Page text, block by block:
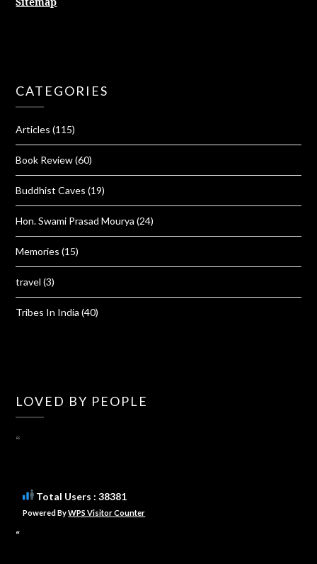
CATEGORIES
Articles (115)
Book Review(60)
Buddhist Caves (19)
Hon. Swami Prasad Mourya (24)
Memories (15)
travel (3)
Tribes In India (40)
LOVED BY PEOPLE
“
Total Users : 38381
Powered ByWPS Visitor Counter
“